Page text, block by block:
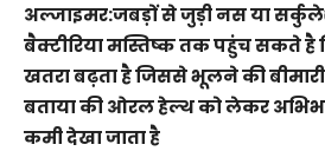
अल्जाइमर:जबड़ों से जुड़ी नस या
बैक्टीरिया मस्तिष्क तक पहुंच सकते
खतरा बढ़ता है जिससे भूलने की बीमारी
बताया की ओरल हेल्थ को लेकर
कमी देखा जाता है